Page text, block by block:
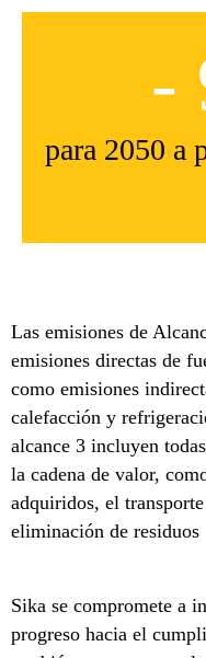
-
para 2050 a
Las emisiones de
emisiones directas de
como emisiones
calefacción y
alcance 3 incluyen
la cadena de valor,
adquiridos, el
eliminación de residuos
Sika se compromete a
progreso hacia el